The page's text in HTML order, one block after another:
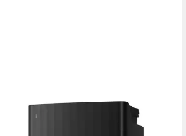
ROBOROCK
Saugroboter QV 35A mit